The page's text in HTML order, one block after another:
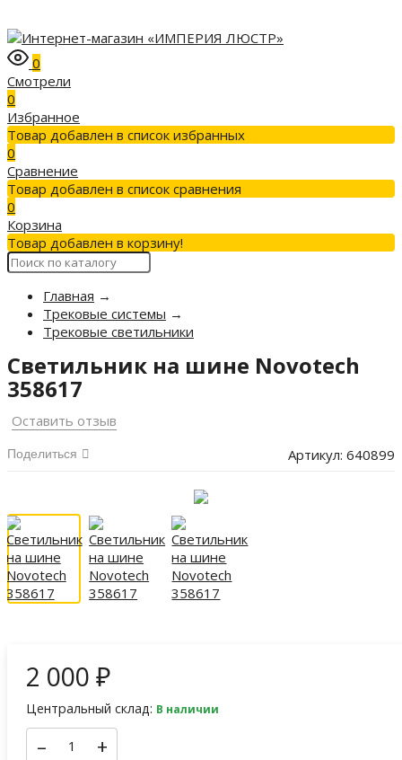
0
Смотрели
0
Избранное
Товар добавлен в список избранных
0
Сравнение
Товар добавлен в список сравнения
0
Корзина
Товар добавлен в корзину!
Главная →
Трековые системы →
Трековые светильники
Светильник на шине Novotech
358617
Оставить отзыв
Поделиться Артикул: 640899
2 000 ₽
Центральный склад: В наличии
– +